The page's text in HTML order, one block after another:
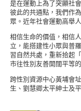
是在運動上為了突顯社
彼此的共通點，我們作
眾。近年社會運動高舉
相信生命的價值，相信
立，能搭建性小眾與普
習自然共處，重新拾起
市往性別友善開闊平等
跨性別資源中心黃埔會
生、劉慧卿太平紳士及